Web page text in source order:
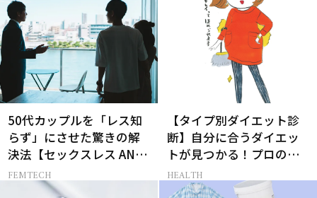
50代カップルを「レス知
らず」にさせた驚きの解
決法【セックスレス AND
THE CITY -女たちの告
FEMTECH
【タイプ別ダイエット診
断】自分に合うダイエッ
トが見つかる！プロの教
える体質別ダイエット方
法
HEALTH